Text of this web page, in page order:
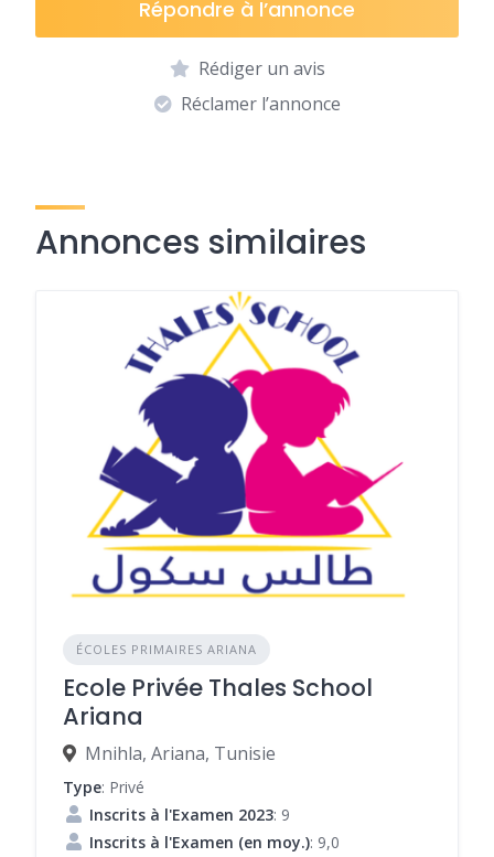
Répondre à l’annonce
Rédiger un avis
Réclamer l’annonce
Annonces similaires
ÉCOLES PRIMAIRES ARIANA
Ecole Privée Thales School
Ariana
Mnihla, Ariana, Tunisie
Type: Privé
Inscrits à l'Examen 2023: 9
Inscrits à l'Examen (en moy.): 9,0